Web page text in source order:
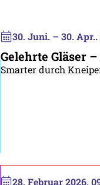
30. Juni. – 30. Apr..
Gelehrte Gläser
Smarter durch
28. Februar 2026,